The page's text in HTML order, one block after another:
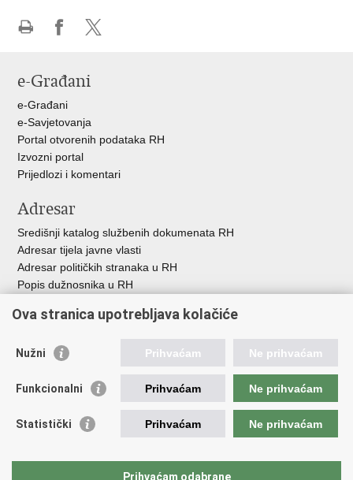
Facebooku
X-
e-Građani
e-Građani
e-Savjetovanja
Portal otvorenih podataka RH
Izvozni portal
Prijedlozi i komentari
Adresar
Središnji katalog službenih dokumenata RH
Adresar tijela javne vlasti
Adresar političkih stranaka u RH
Popis dužnosnika u RH
Pozivi za žurnu pomoć
Važne poveznice
Strukturni i investicijski fondovi
Središnja agencija za financiranje i ugovaranje
Predstavništvo Europske komisije u Hrvatskoj
Europski parlament
Ova stranica upotrebljava kolačiće
Nužni Prihvaćam Ne prihvaćam
Funkcionalni Prihvaćam Ne prihvaćam
Statistički Prihvaćam Ne prihvaćam
Prihvaćam odabrane